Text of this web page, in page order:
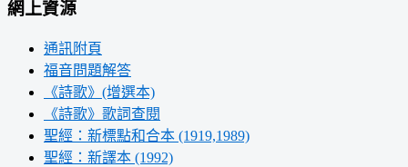
網上資源
通訊附頁
福音問題解答
《詩歌》(增選本)
《詩歌》歌詞查閱
聖經：新標點和合本 (1919,1989)
聖經：新譯本 (1992)